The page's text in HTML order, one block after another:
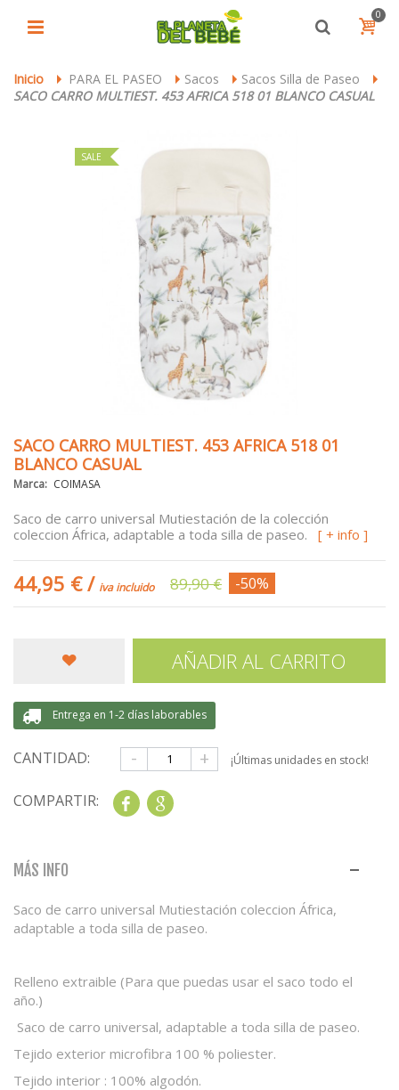
0
Inicio > PARA EL PASEO > Sacos > Sacos Silla de Paseo >
SACO CARRO MULTIEST. 453 AFRICA 518 01 BLANCO CASUAL
SALE
SACO CARRO MULTIEST. 453 AFRICA 518 01
BLANCO CASUAL
Marca: COIMASA
Saco de carro universal Mutiestación de la colección
coleccion África, adaptable a toda silla de paseo.
[ + info ]
44,95 €/ iva incluido 89,90 € -50%
AÑADIR AL CARRITO
Entrega en 1-2 días laborables
CANTIDAD: - + ¡Últimas unidades en stock!
COMPARTIR: Share
MÁS INFO
Saco de carro universal Mutiestación coleccion África,
adaptable a toda silla de paseo.
Relleno extraible (Para que puedas usar el saco todo el
año.)
Saco de carro universal, adaptable a toda silla de paseo.
Tejido exterior microfibra 100 % poliester.
Tejido interior : 100% algodón.